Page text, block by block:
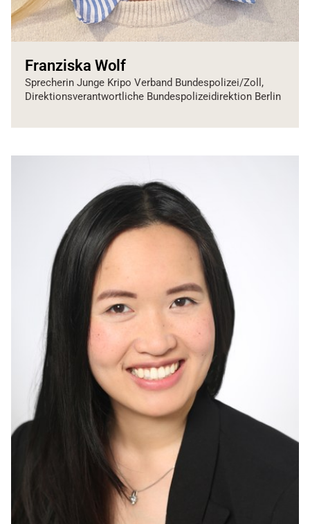
Franziska Wolf
Sprecherin Junge Kripo Verband Bundespolizei/Zoll,
Direktionsverantwortliche Bundespolizeidirektion Berlin